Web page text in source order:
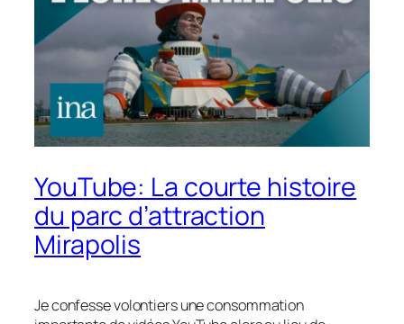
YouTube: La courte histoire
du parc d’attraction
Mirapolis
Je confesse volontiers une consommation